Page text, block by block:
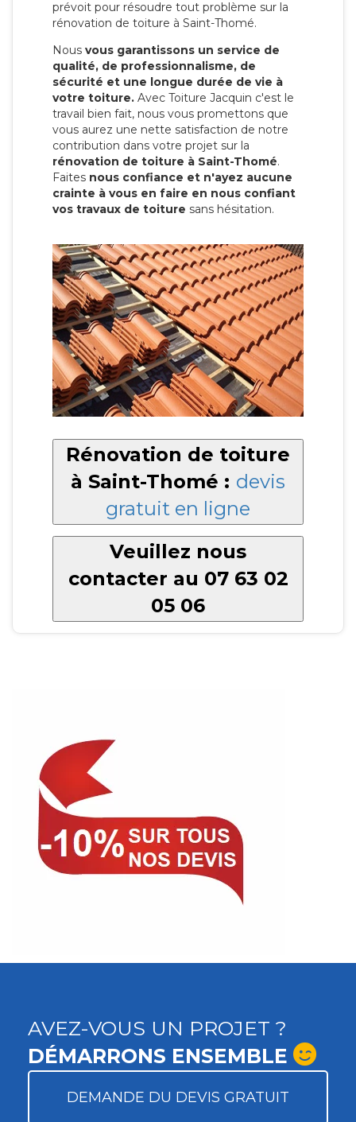
prévoit pour résoudre tout problème sur la
rénovation de toiture à Saint-Thomé.
Nous vous garantissons un service de
qualité, de professionnalisme, de
sécurité et une longue durée de vie à
votre toiture. Avec Toiture Jacquin c'est le
travail bien fait, nous vous promettons que
vous aurez une nette satisfaction de notre
contribution dans votre projet sur la
rénovation de toiture à Saint-Thomé.
Faites nous confiance et n'ayez aucune
crainte à vous en faire en nous confiant
vos travaux de toiture sans hésitation.
Rénovation de toiture
à Saint-Thomé : devis
gratuit en ligne
Veuillez nous
contacter au 07 63 02
05 06
AVEZ-VOUS UN PROJET ?
DÉMARRONS ENSEMBLE
DEMANDE DU DEVIS GRATUIT